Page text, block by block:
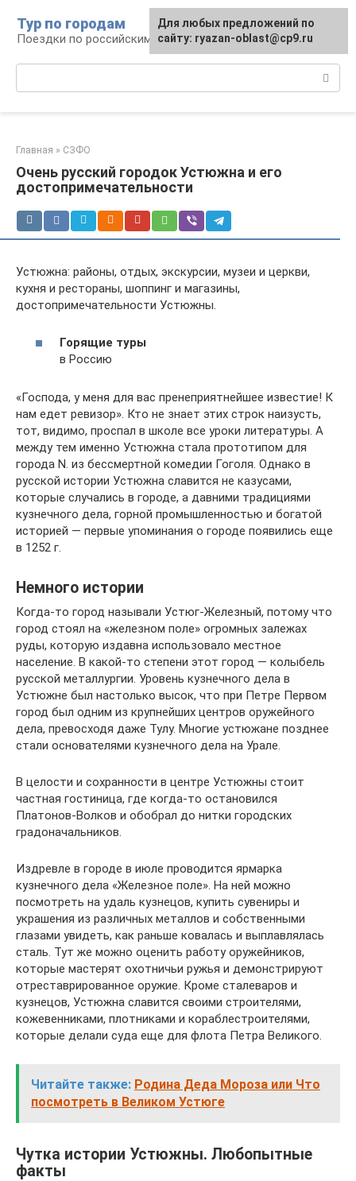
контенту
Тур по городам
Поездки по российским городам
Главная » СЗФО
Очень русский городок Устюжна и его
достопримечательности
Устюжна: районы, отдых, экскурсии, музеи и церкви,
кухня и рестораны, шоппинг и магазины,
достопримечательности Устюжны.
Горящие туры
в Россию
«Господа, у меня для вас пренеприятнейшее известие! К
нам едет ревизор». Кто не знает этих строк наизусть,
тот, видимо, проспал в школе все уроки литературы. А
между тем именно Устюжна стала прототипом для
города N. из бессмертной комедии Гоголя. Однако в
русской истории Устюжна славится не казусами,
которые случались в городе, а давними традициями
кузнечного дела, горной промышленностью и богатой
историей — первые упоминания о городе появились еще
в 1252 г.
Немного истории
Когда-то город называли Устюг-Железный, потому что
город стоял на «железном поле» огромных залежах
руды, которую издавна использовало местное
население. В какой-то степени этот город — колыбель
русской металлургии. Уровень кузнечного дела в
Устюжне был настолько высок, что при Петре Первом
город был одним из крупнейших центров оружейного
дела, превосходя даже Тулу. Многие устюжане позднее
стали основателями кузнечного дела на Урале.
В целости и сохранности в центре Устюжны стоит
частная гостиница, где когда-то остановился
Платонов-Волков и обобрал до нитки городских
градоначальников.
Издревле в городе в июле проводится ярмарка
кузнечного дела «Железное поле». На ней можно
посмотреть на удаль кузнецов, купить сувениры и
украшения из различных металлов и собственными
глазами увидеть, как раньше ковалась и выплавлялась
сталь. Тут же можно оценить работу оружейников,
которые мастерят охотничьи ружья и демонстрируют
отреставрированное оружие. Кроме сталеваров и
кузнецов, Устюжна славится своими строителями,
кожевенниками, плотниками и кораблестроителями,
которые делали суда еще для флота Петра Великого.
Читайте также: Родина Деда Мороза или Что
посмотреть в Великом Устюге
Чутка истории Устюжны. Любопытные
факты
Для любых предложений по
сайту: ryazan-oblast@cp9.ru